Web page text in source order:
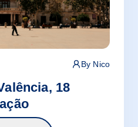
By Nico
18